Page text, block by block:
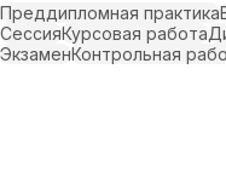
Преддипломная практика
СессияКурсовая работа
ЭкзаменКонтрольная